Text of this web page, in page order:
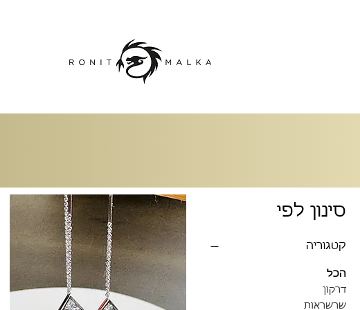
סינון לפי
קטגוריה
הכל
דרקון
שרשראות